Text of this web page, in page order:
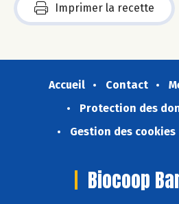
Imprimer la recette
Accueil Contact
Protection des
Gestion des cookies
Biocoop